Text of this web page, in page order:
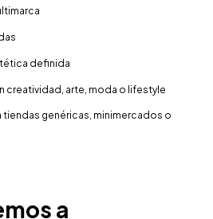
definida
creatividad, arte, moda o lifestyle
tiendas genéricas, minimercados o
a